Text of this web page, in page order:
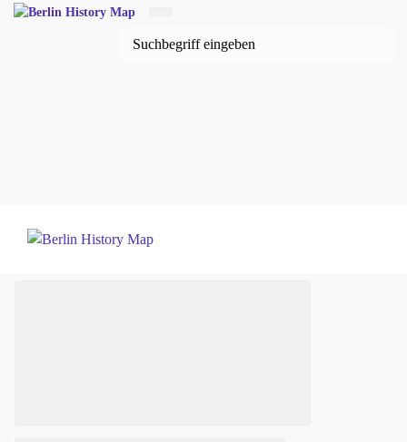
Zum Hauptinhalt springen